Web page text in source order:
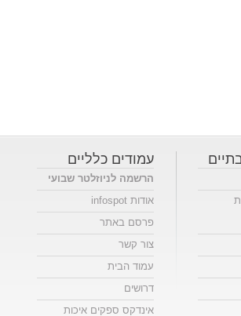
עמודים כלליים
הרשמה לניוזלטר שבועי
אודות infospot
פרסם באתר
צור קשר
עמוד הבית
דרושים
אינדקס ספקים איכות